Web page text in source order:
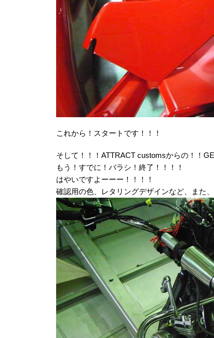
これから！スタートです！！！
そして！！！ATTRACT customsからの！！
もう！すでに！バラシ！終了！！！！
はやいですよーーー！！！！
確認用の色、レタリングデザインなど、また